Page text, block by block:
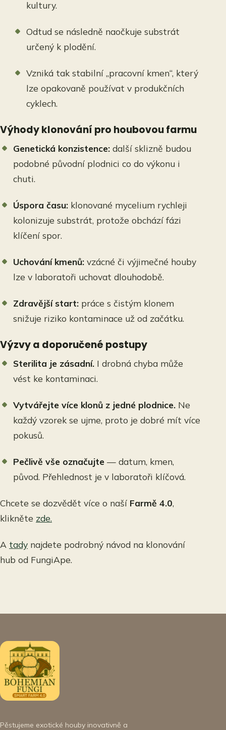
kultury.
Odtud se následně naočkuje substrát
určený k plodění.
Vzniká tak stabilní „pracovní kmen“, který
lze opakovaně používat v produkčních
cyklech.
Výhody klonování pro houbovou farmu
Genetická konzistence: další sklizně budou
podobné původní plodnici co do výkonu i
chuti.
Úspora času: klonované mycelium rychleji
kolonizuje substrát, protože obchází fázi
klíčení spor.
Uchování kmenů: vzácné či výjimečné houby
lze v laboratoři uchovat dlouhodobě.
Zdravější start: práce s čistým klonem
snižuje riziko kontaminace už od začátku.
Výzvy a doporučené postupy
Sterilita je zásadní. I drobná chyba může
vést ke kontaminaci.
Vytvářejte více klonů z jedné plodnice. Ne
každý vzorek se ujme, proto je dobré mít více
pokusů.
Pečlivě vše označujte — datum, kmen,
původ. Přehlednost je v laboratoři klíčová.
Chcete se dozvědět více o naší Farmě 4.0,
klikněte zde.
A tady najdete podrobný návod na klonování
hub od FungiApe.
Pěstujeme exotické houby inovativně a